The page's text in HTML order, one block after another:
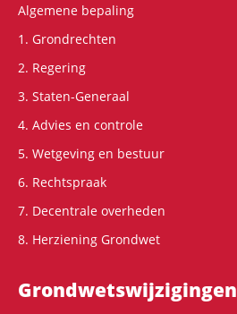
Algemene bepaling
1. Grondrechten
2. Regering
3. Staten-Generaal
4. Advies en controle
5. Wetgeving en bestuur
6. Rechtspraak
7. Decentrale overheden
8. Herziening Grondwet
Grondwets­wijzigingen